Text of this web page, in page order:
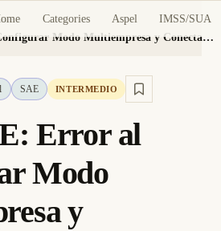
Categories Aspel IMSS/SUA
Aspel SAE: Error al Configurar Modo Multiempresa y Conectar Base de Datos
SAE INTERMEDIO
Error al
Modo
y